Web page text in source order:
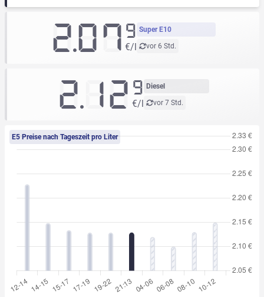
Super E10
vor 6 Std.
2.079
€/l
Diesel
vor 7 Std.
2.12 9
€/l
E5 Preise nach Tageszeit pro Liter